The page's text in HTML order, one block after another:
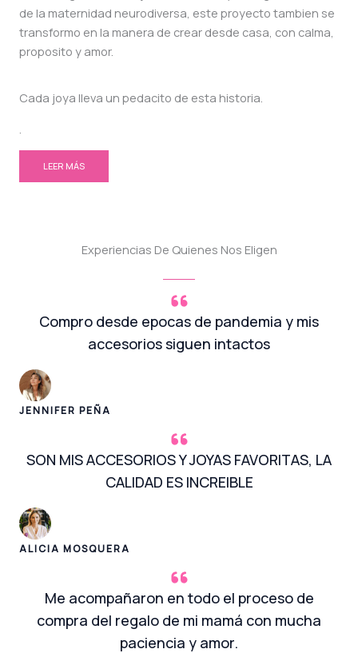
de la maternidad neurodiversa, este proyecto tambien se
transformo en la manera de crear desde casa, con calma,
proposito y amor.
Cada joya lleva un pedacito de esta historia.
.
LEER MÁS
Experiencias De Quienes Nos Eligen
Compro desde epocas de pandemia y mis
accesorios siguen intactos
JENNIFER PEÑA
SON MIS ACCESORIOS Y JOYAS FAVORITAS, LA
CALIDAD ES INCREIBLE
ALICIA MOSQUERA
Me acompañaron en todo el proceso de
compra del regalo de mi mamá con mucha
paciencia y amor.